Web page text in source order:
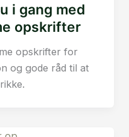
i gang med
opskrifter
opskrifter for
og gode råd til at